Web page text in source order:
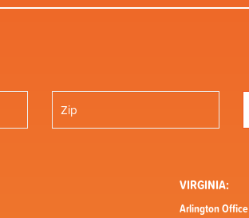
VIRGINIA:
Arlington Office